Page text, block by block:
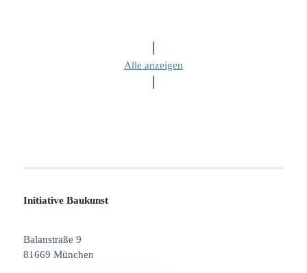
Alle anzeigen
Initiative Baukunst
Balanstraße 9
81669 München